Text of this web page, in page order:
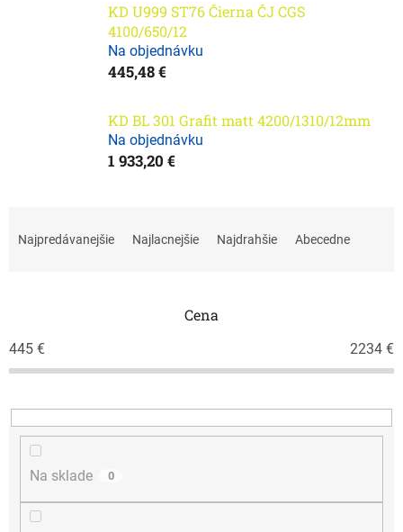
KD U999 ST76 Čierna ČJ CGS
4100/650/12
Na objednávku
445,48 €
KD BL 301 Grafit matt 4200/1310/12mm
Na objednávku
1 933,20 €
p
r
d
u
Najpredávanejšie Najlacnejšie Najdrahšie Abecedne
Cena
445 € 2234 €
Na sklade 0